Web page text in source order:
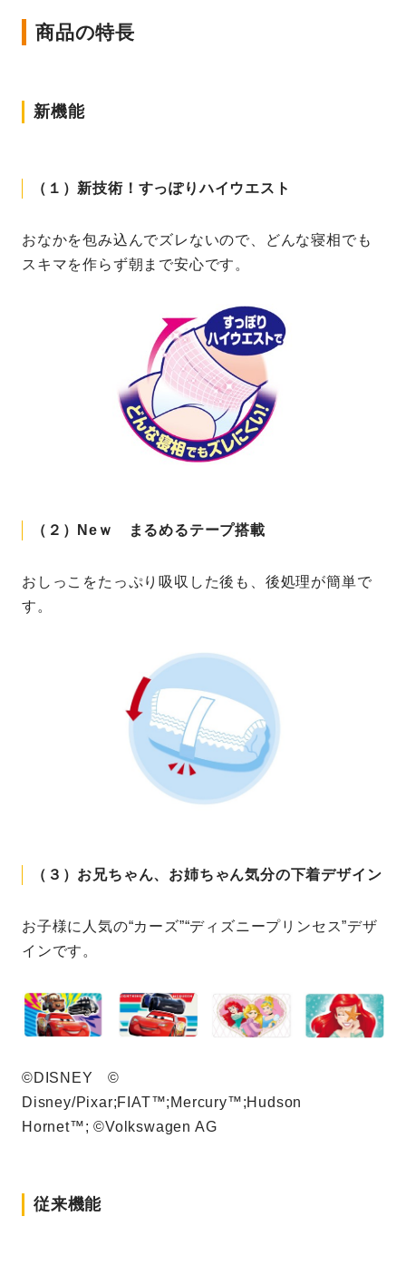
商品の特長
新機能
（１）新技術！すっぽりハイウエスト
おなかを包み込んでズレないので、どんな寝相でも
スキマを作らず朝まで安心です。
（２）Neｗ まるめるテープ搭載
おしっこをたっぷり吸収した後も、後処理が簡単で
す。
（３）お兄ちゃん、お姉ちゃん気分の下着デザイン
お子様に人気の“カーズ”“ディズニープリンセス”デザ
インです。
©DISNEY ©
Disney/Pixar;FIAT™;Mercury™;Hudson
Hornet™; ©Volkswagen AG
従来機能